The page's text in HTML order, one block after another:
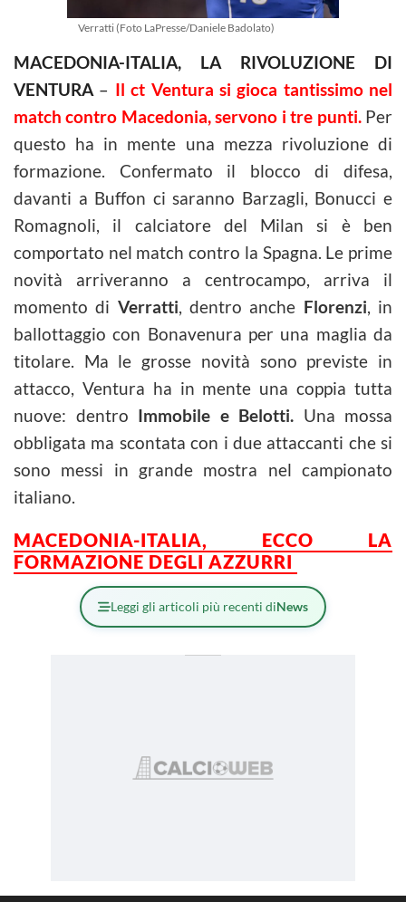
Verratti (Foto LaPresse/Daniele Badolato)
MACEDONIA-ITALIA, LA RIVOLUZIONE DI
VENTURA – Il ct Ventura si gioca tantissimo nel
match contro Macedonia, servono i tre punti. Per
questo ha in mente una mezza rivoluzione di
formazione. Confermato il blocco di difesa,
davanti a Buffon ci saranno Barzagli, Bonucci e
Romagnoli, il calciatore del Milan si è ben
comportato nel match contro la Spagna. Le prime
novità arriveranno a centrocampo, arriva il
momento di Verratti, dentro anche Florenzi, in
ballottaggio con Bonavenura per una maglia da
titolare. Ma le grosse novità sono previste in
attacco, Ventura ha in mente una coppia tutta
nuove: dentro Immobile e Belotti. Una mossa
obbligata ma scontata con i due attaccanti che si
sono messi in grande mostra nel campionato
italiano.
MACEDONIA-ITALIA, ECCO LA
FORMAZIONE DEGLI AZZURRI
Leggi gli articoli più recenti diNews